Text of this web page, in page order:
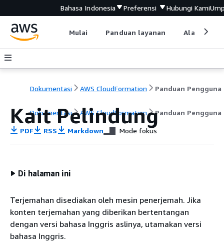
Bahasa Indonesia Preferensi Hubungi Kami
Mulai Panduan layanan Alat
Dokumentasi AWS CloudFormation
Dokumentasi AWS CloudFormation Panduan Pengguna
Kait Pelindung
PDF RSS Markdown Mode fokus
Di halaman ini
Terjemahan disediakan oleh mesin penerjemah. Jika
konten terjemahan yang diberikan bertentangan
dengan versi bahasa Inggris aslinya, utamakan versi
bahasa Inggris.